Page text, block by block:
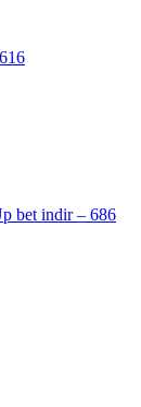
bet indir – 686